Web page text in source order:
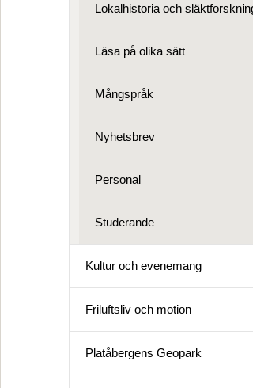
Lokalhistoria och
Läsa på olika sätt
Mångspråk
Nyhetsbrev
Personal
Studerande
Kultur och evenemang
Friluftsliv och motion
Platåbergens Geopark